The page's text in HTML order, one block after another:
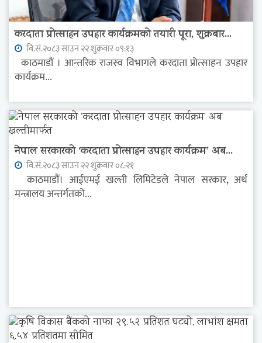
करदाता प्रोत्साहन उपहार कार्यक्रमको तयारी पूरा, शुक्रबार...
वि.सं.२०८३ साउन २२ शुक्रवार ०९:१३
काठमाडौं । आन्तरिक राजस्व विभागले करदाता प्रोत्साहन उपहार
कार्यक्रम...
नेपाल सरकारको ‘करदाता प्रोत्साहन उपहार कार्यक्रम’ अब...
वि.सं.२०८३ साउन २२ शुक्रवार ०८:२१
काठमाडौं। आईएमई खल्ती लिमिटेडले नेपाल सरकार, अर्थ
मन्त्रालय अन्तर्गतको...